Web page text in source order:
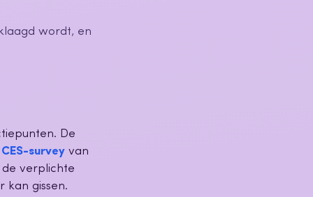
wordt, en
De
CES-survey van
verplichte
kan gissen.